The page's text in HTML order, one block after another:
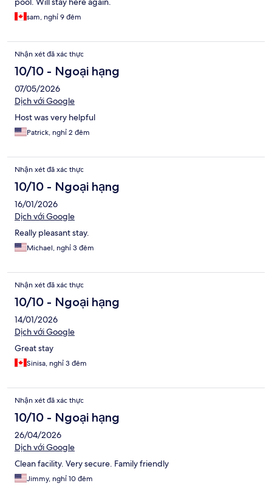
sam, nghỉ 9 đêm
Nhận xét đã xác thực
10/10 - Ngoại hạng
07/05/2026
Dịch với Google
Host was very helpful
Patrick, nghỉ 2 đêm
Nhận xét đã xác thực
10/10 - Ngoại hạng
16/01/2026
Dịch với Google
Really pleasant stay.
Michael, nghỉ 3 đêm
Nhận xét đã xác thực
10/10 - Ngoại hạng
14/01/2026
Dịch với Google
Great stay
Sinisa, nghỉ 3 đêm
Nhận xét đã xác thực
10/10 - Ngoại hạng
26/04/2026
Dịch với Google
Clean facility. Very secure. Family friendly
Jimmy, nghỉ 10 đêm